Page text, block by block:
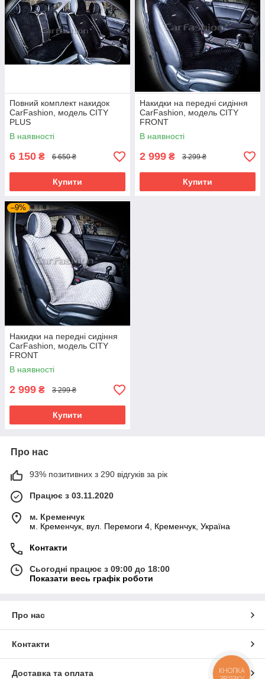
Повний комплект накидок
CarFashion, модель CITY
PLUS
В наявності
6 150 ₴ 6 650 ₴
Купити
Накидки на передні сидіння
CarFashion, модель CITY
FRONT
В наявності
2 999 ₴ 3 299 ₴
Купити
–9%
Накидки на передні сидіння
CarFashion, модель CITY
FRONT
В наявності
2 999 ₴ 3 299 ₴
Купити
Про нас
93% позитивних з 290 відгуків за рік
Працює з 03.11.2020
м. Кременчук
м. Кременчук, вул. Перемоги 4, Кременчук, Україна
Контакти
Сьогодні працює з 09:00 до 18:00
Показати весь графік роботи
Про нас
Контакти
Доставка та оплата
КНОПКА